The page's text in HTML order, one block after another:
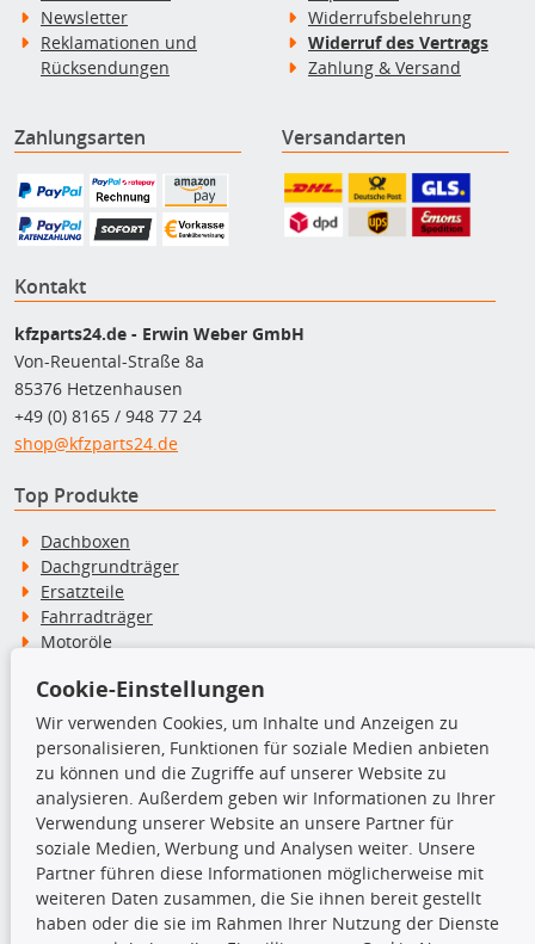
Newsletter
Reklamationen und
Rücksendungen
Widerrufsbelehrung
Widerruf des Vertrags
Zahlung & Versand
Zahlungsarten Versandarten
Kontakt
kfzparts24.de - Erwin Weber GmbH
Von-Reuental-Straße 8a
85376 Hetzenhausen
+49 (0) 8165 / 948 77 24
shop@kfzparts24.de
Top Produkte
Dachboxen
Dachgrundträger
Ersatzteile
Fahrradträger
Motoröle
Schneeketten
TecDoc Inside
Die hier angezeigten Daten insbesondere die gesamte Datenbank dürfen
nicht kopiert werden.
Cookie-Einstellungen
Wir verwenden Cookies, um Inhalte und Anzeigen zu
personalisieren, Funktionen für soziale Medien anbieten
zu können und die Zugriffe auf unserer Website zu
analysieren. Außerdem geben wir Informationen zu Ihrer
Verwendung unserer Website an unsere Partner für
soziale Medien, Werbung und Analysen weiter. Unsere
Partner führen diese Informationen möglicherweise mit
weiteren Daten zusammen, die Sie ihnen bereit gestellt
haben oder die sie im Rahmen Ihrer Nutzung der Dienste